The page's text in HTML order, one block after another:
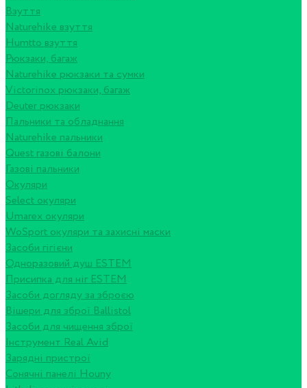
Взуття
Naturehike взуття
Humtto взуття
Рюкзаки, багаж
Naturehike рюкзаки та сумки
Victorinox рюкзаки, багаж
Deuter рюкзаки
Пальники та обладнання
Naturehike пальники
Quest газові балони
Газові пальники
Окуляри
Select окуляри
Umarex окуляри
WoSport окуляри та захисні маски
Засоби гігієни
Одноразовий душ ESTEM
Присипка для ніг ESTEM
Засоби догляду за зброєю
Вішери для зброї Ballistol
Засоби для чищення зброї
Інструмент Real Avid
Зарядні пристрої
Сонячні панелі Houny